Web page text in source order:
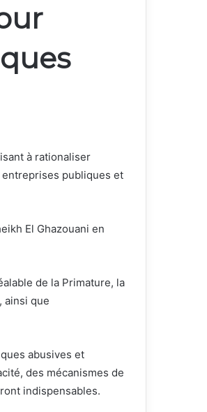
à rationaliser
entreprises publiques et
El Ghazouani en
de la Primature, la
ainsi que
abusives et
des mécanismes de
indispensables.